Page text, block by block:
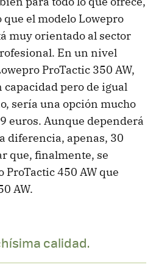
el modelo Lowepro
muy orientado al sector
En un nivel
ProTactic 350 AW,
capacidad pero de igual
sería una opción mucho
euros. Aunque dependerá
diferencia, apenas, 30
que, finalmente, se
450 AW que
AW.
calidad.